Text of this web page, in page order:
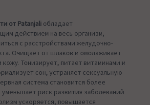
от Patanjali обладает
действием на весь организм,
с расстройствами желудочно-
Очищает от шлаков и омолаживает
кожу. Тонизирует, питает витаминами и
сон, устраняет сексуальную
система становится более
риск развития заболеваний
ускоряется, повышается